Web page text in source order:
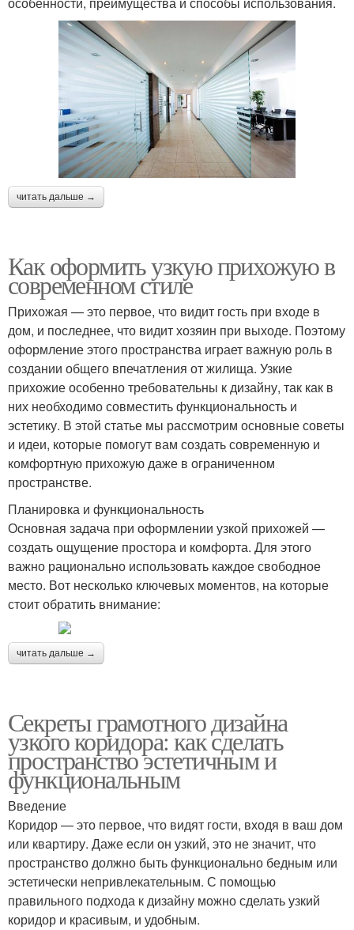
читать дальше →
Как оформить узкую прихожую в
современном стиле
Прихожая — это первое, что видит гость при входе в
дом, и последнее, что видит хозяин при выходе. Поэтому
оформление этого пространства играет важную роль в
создании общего впечатления от жилища. Узкие
прихожие особенно требовательны к дизайну, так как в
них необходимо совместить функциональность и
эстетику. В этой статье мы рассмотрим основные советы
и идеи, которые помогут вам создать современную и
комфортную прихожую даже в ограниченном
пространстве.
Планировка и функциональность
Основная задача при оформлении узкой прихожей —
создать ощущение простора и комфорта. Для этого
важно рационально использовать каждое свободное
место. Вот несколько ключевых моментов, на которые
стоит обратить внимание:
читать дальше →
Секреты грамотного дизайна
узкого коридора: как сделать
пространство эстетичным и
функциональным
Введение
Коридор — это первое, что видят гости, входя в ваш дом
или квартиру. Даже если он узкий, это не значит, что
пространство должно быть функционально бедным или
эстетически непривлекательным. С помощью
правильного подхода к дизайну можно сделать узкий
коридор и красивым, и удобным.